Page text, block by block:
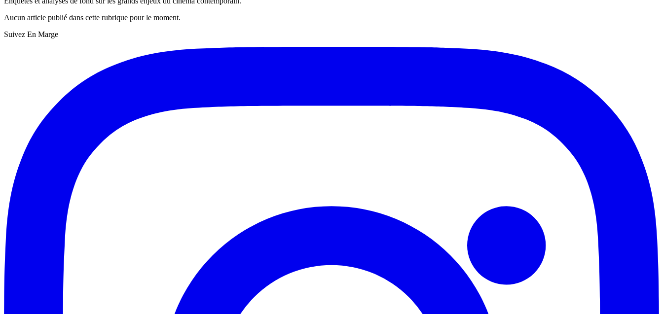
Aucun article publié dans cette rubrique pour le moment.
Suivez En Marge